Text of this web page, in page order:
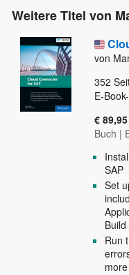
Weitere Titel von
von
352
E-
€ 89,95
Buch |
SAP
Set
Run
more